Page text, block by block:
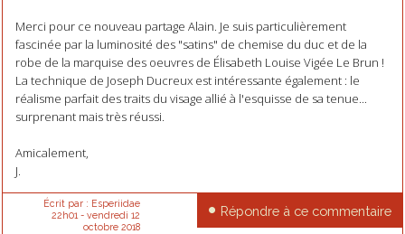
Merci pour ce nouveau partage Alain. Je suis particulièrement
fascinée par la luminosité des "satins" de chemise du duc et de la
robe de la marquise des oeuvres de Élisabeth Louise Vigée Le Brun !
La technique de Joseph Ducreux est intéressante également : le
réalisme parfait des traits du visage allié à l'esquisse de sa tenue...
surprenant mais très réussi.
Amicalement,
J.
Écrit par : Esperiidae
22h01 - vendredi 12
octobre 2018
Répondre à ce commentaire